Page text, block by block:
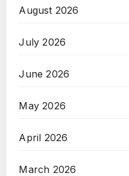
August 2026
July 2026
June 2026
May 2026
April 2026
March 2026